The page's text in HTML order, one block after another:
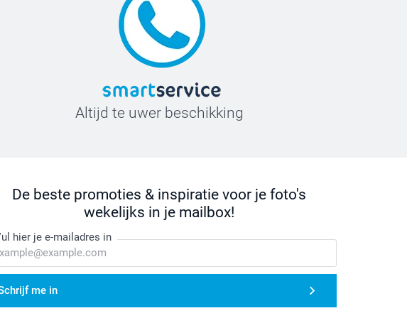
Altijd te uwer beschikking
De beste promoties & inspiratie voor je foto's
wekelijks in je mailbox!
hier je e-mailadres in
me in